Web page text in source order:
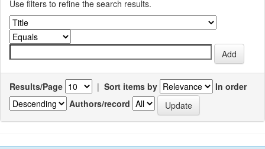
Use filters to refine the search results.
Results/Page | Sort items by
In order
Authors/record